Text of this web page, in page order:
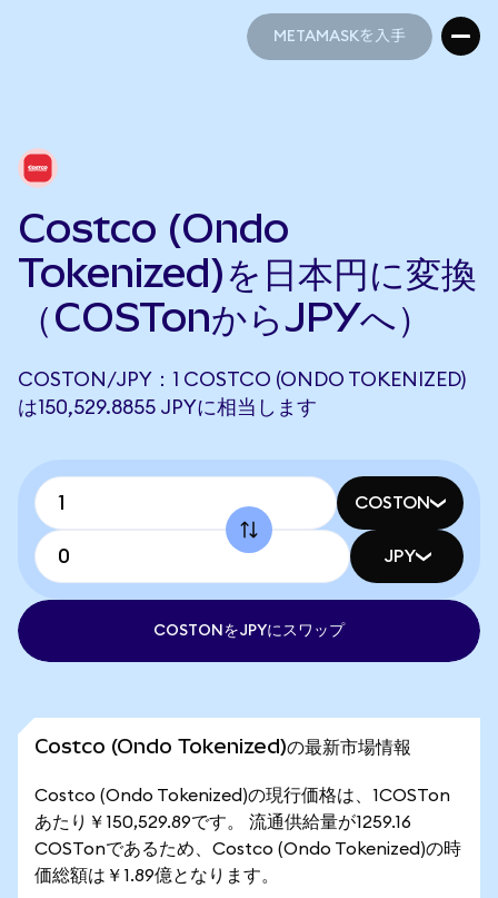
METAMASKを入手
Costco (Ondo
Tokenized)を日本円に変換
（COSTonからJPYへ）
COSTON/JPY：1 COSTCO (ONDO TOKENIZED)
は150,529.8855 JPYに相当します
COSTON
JPY
COSTONをJPYにスワップ
Costco (Ondo Tokenized)の最新市場情報
Costco (Ondo Tokenized)の現行価格は、1COSTon
あたり￥150,529.89です。 流通供給量が1259.16
COSTonであるため、Costco (Ondo Tokenized)の時
価総額は￥1.89億となります。